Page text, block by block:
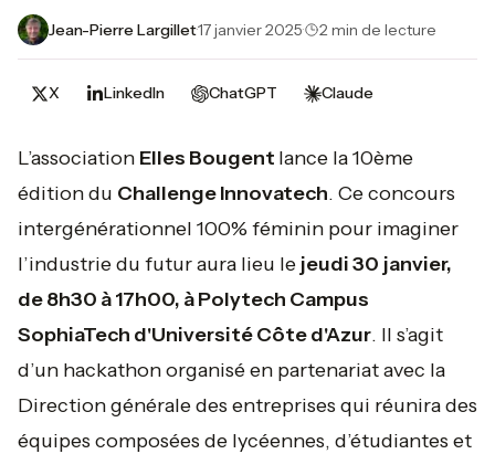
Jean-Pierre Largillet·17 janvier 2025· 2 min de lecture
X LinkedIn ChatGPT Claude
L’association Elles Bougent lance la 10ème
édition du Challenge Innovatech. Ce concours
intergénérationnel 100% féminin pour imaginer
l’industrie du futur aura lieu le jeudi 30 janvier,
de 8h30 à 17h00, à Polytech Campus
SophiaTech d'Université Côte d'Azur. Il s’agit
d’un hackathon organisé en partenariat avec la
Direction générale des entreprises qui réunira des
équipes composées de lycéennes, d’étudiantes et